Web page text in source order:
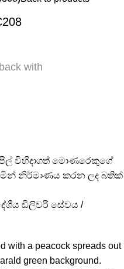
with
විහිදාගත් මොණරෙකුගේ
නිර්මාණය කරන ලද බතික්
ඩිලිවරි සේවය /
with a peacock spreads out
green background.